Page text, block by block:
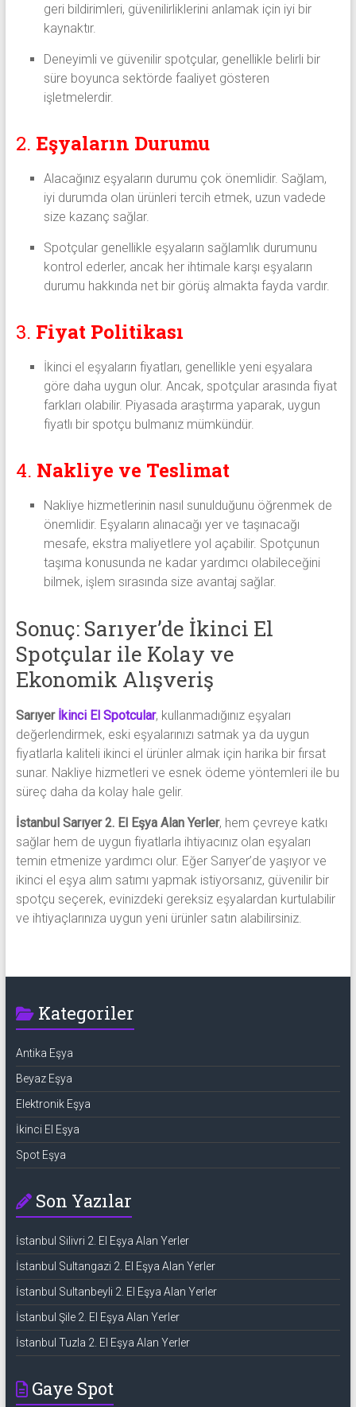
geri bildirimleri, güvenilirliklerini anlamak için iyi bir
kaynaktır.
Deneyimli ve güvenilir spotçular, genellikle belirli bir
süre boyunca sektörde faaliyet gösteren
işletmelerdir.
2. Eşyaların Durumu
Alacağınız eşyaların durumu çok önemlidir. Sağlam,
iyi durumda olan ürünleri tercih etmek, uzun vadede
size kazanç sağlar.
Spotçular genellikle eşyaların sağlamlık durumunu
kontrol ederler, ancak her ihtimale karşı eşyaların
durumu hakkında net bir görüş almakta fayda vardır.
3. Fiyat Politikası
İkinci el eşyaların fiyatları, genellikle yeni eşyalara
göre daha uygun olur. Ancak, spotçular arasında fiyat
farkları olabilir. Piyasada araştırma yaparak, uygun
fiyatlı bir spotçu bulmanız mümkündür.
4. Nakliye ve Teslimat
Nakliye hizmetlerinin nasıl sunulduğunu öğrenmek de
önemlidir. Eşyaların alınacağı yer ve taşınacağı
mesafe, ekstra maliyetlere yol açabilir. Spotçunun
taşıma konusunda ne kadar yardımcı olabileceğini
bilmek, işlem sırasında size avantaj sağlar.
Sonuç: Sarıyer’de İkinci El
Spotçular ile Kolay ve
Ekonomik Alışveriş
Sarıyer İkinci El Spotcular, kullanmadığınız eşyaları
değerlendirmek, eski eşyalarınızı satmak ya da uygun
fiyatlarla kaliteli ikinci el ürünler almak için harika bir fırsat
sunar. Nakliye hizmetleri ve esnek ödeme yöntemleri ile bu
süreç daha da kolay hale gelir.
İstanbul Sarıyer 2. El Eşya Alan Yerler, hem çevreye katkı
sağlar hem de uygun fiyatlarla ihtiyacınız olan eşyaları
temin etmenize yardımcı olur. Eğer Sarıyer’de yaşıyor ve
ikinci el eşya alım satımı yapmak istiyorsanız, güvenilir bir
spotçu seçerek, evinizdeki gereksiz eşyalardan kurtulabilir
ve ihtiyaçlarınıza uygun yeni ürünler satın alabilirsiniz.
Kategoriler
Antika Eşya
Beyaz Eşya
Elektronik Eşya
İkinci El Eşya
Spot Eşya
Son Yazılar
İstanbul Silivri 2. El Eşya Alan Yerler
İstanbul Sultangazi 2. El Eşya Alan Yerler
İstanbul Sultanbeyli 2. El Eşya Alan Yerler
İstanbul Şile 2. El Eşya Alan Yerler
İstanbul Tuzla 2. El Eşya Alan Yerler
Gaye Spot